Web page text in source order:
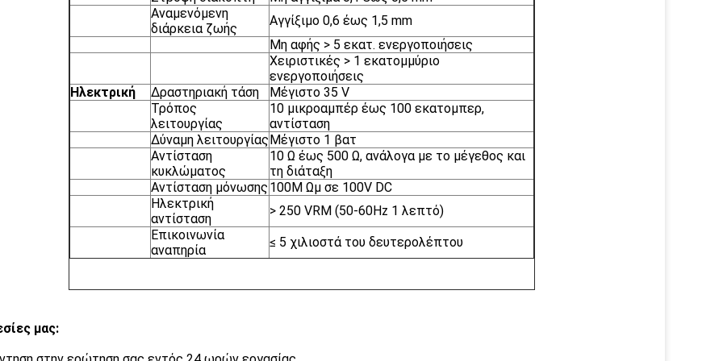
Αναμενόμενη
διάρκεια ζωής
Αγγίξιμο 0,6 έως 1,5 mm
Μη αφής > 5 εκατ. ενεργοποιήσεις
Χειριστικές > 1 εκατομμύριο
ενεργοποιήσεις
Ηλεκτρική
Δραστηριακή τάση
Μέγιστο 35 V
Τρόπος
λειτουργίας
10 μικροαμπέρ έως 100 εκατομπερ,
αντίσταση
Δύναμη λειτουργίαςΜέγιστο 1 βατ
Αντίσταση
κυκλώματος
10 Ω έως 500 Ω, ανάλογα με το μέγεθος και
τη διάταξη
Αντίσταση μόνωσης 100M Ωμ σε 100V DC
Ηλεκτρική
αντίσταση
> 250 VRM (50-60Hz 1 λεπτό)
Επικοινωνία
αναπηρία
≤ 5 χιλιοστά του δευτερολέπτου
μας: